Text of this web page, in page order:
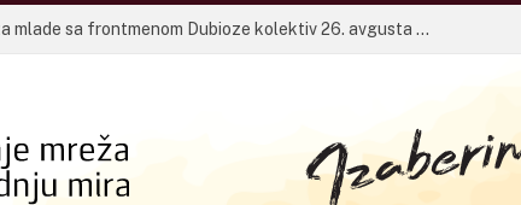
Pričaonica za mlade sa frontmenom Dubioze kolektiv 26. avgusta u Banjaluci